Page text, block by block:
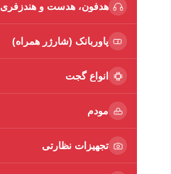
هدفون، هدست و هندزفری
پاوربانک (شارژر همراه)
انواع گجت
مودم
تجهیزات نظارتی